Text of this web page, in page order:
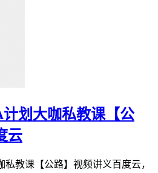
划大咖私教课【公
云
教课【公路】视频讲义百度云，